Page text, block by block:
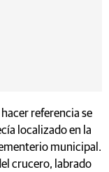
referencia se
localizado en la
municipal.
crucero, labrado